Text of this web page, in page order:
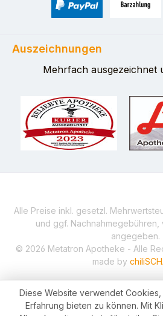
Auszeichnungen
Mehrfach ausgezeichnet
Alle Preise inkl. gesetzl.
und ggf. Nachnahmegebühren,
angegeben.
© 2026 Metatron Apotheke - Alle
made by
Diese Website verwendet
Erfahrung bieten zu können. Mit